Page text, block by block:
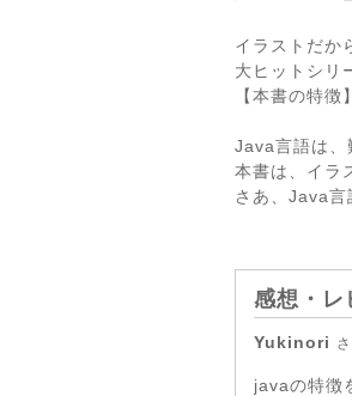
イラストだか
大ヒットシリ
【本書の特徴】
Java言語は、
本書は、イラ
さあ、Java言
感想・レ
Yukinori
javaの特徴